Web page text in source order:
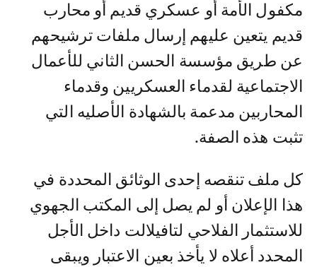
مكفول الأمة أو عسكري قديم أو محارب
قديم يتعين عليهم إرسال ملفات ترشيحهم
عن طريق مؤسسة الحسن الثاني للأعمال
الاجتماعية لقدماء العسكريين وقدماء
المحاربين مدعمة بالشهادة الأصليه التي
تثبت هذه الصفة.
كل ملف تنقصه إحدى الوثائق المحددة في
هذا الإعلان أو لم يصل إلى المكتب الجهوي
للاستثمار الفلاحي لتافيلالت داخل الأجل
المحدد أعلاه لا يأخذ بعين الاعتبار ويبقى